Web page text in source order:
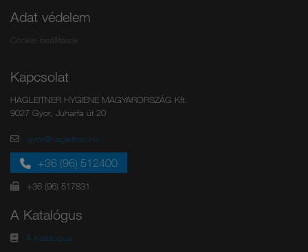
Adat védelem
Cookie-beállítások
Kapcsolat
HAGLEITNER HYGIENE MAGYARORSZÁG Kft.
9027 Gyor, Juharfa út 20
gyor@hagleitner.hu
+36 (96) 512400
+36 (96) 517831
A Katalógus
A Katalógus